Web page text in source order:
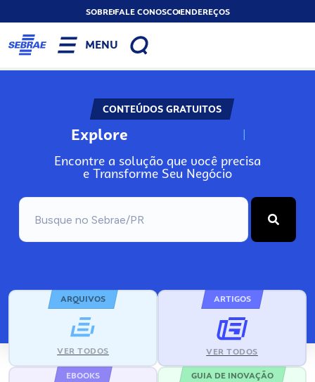
SOBREFALE CONOSCOENDEREÇOS
MENU
CONTEÚDOS GRATUITOS
Explore N
Encontre a solução que você precisa
e Transforme Seu Negócio
ARQUIVOS
VER TODOS
ARTIGOS
VER TODOS
EBOOKS GUIA DE INOVAÇÃO